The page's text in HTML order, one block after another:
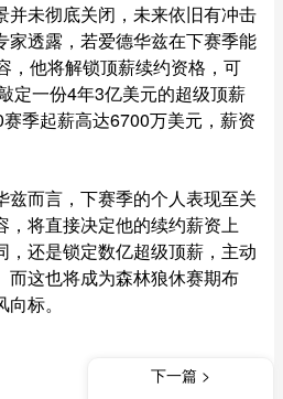
并未彻底关闭，未来依旧有冲击
家透露，若爱德华兹在下赛季能
，他将解锁顶薪续约资格，可
定一份4年3亿美元的超级顶薪
季起薪高达6700万美元，薪资
兹而言，下赛季的个人表现至关
，将直接决定他的续约薪资上
，还是锁定数亿超级顶薪，主动
而这也将成为森林狼休赛期布
标。
下一篇 >